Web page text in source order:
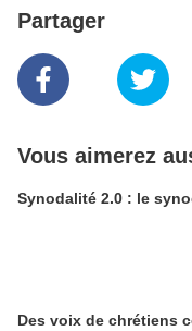
Partager
Vous aimerez
Synodalité 2.0 : le
Des voix de chrétiens